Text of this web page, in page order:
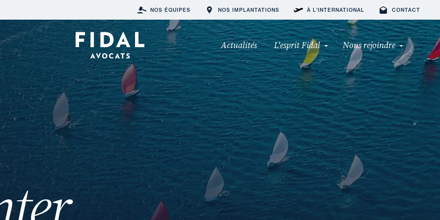
NOS ÉQUIPES NOS IMPLANTATIONS À L'INTERNATIONAL CONTACT
Actualités L'esprit Fidal Nous rejoindre